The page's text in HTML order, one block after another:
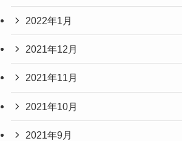
2022年1月
2021年12月
2021年11月
2021年10月
2021年9月